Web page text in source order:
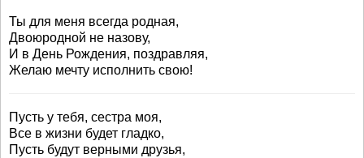
Ты для меня всегда родная,
Двоюродной не назову,
И в День Рождения, поздравляя,
Желаю мечту исполнить свою!
Пусть у тебя, сестра моя,
Все в жизни будет гладко,
Пусть будут верными друзья,